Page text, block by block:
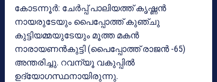
കോടന്നൂർ: ചേർപ്പ് പാലിയത്ത് കൃഷ്ണൻ
നായരുടേയും പൈപ്പോത്ത് കുഞ്ചു
കുട്ടിയമ്മയുടേയും മൂത്ത മകൻ
നാരായണൻകുട്ടി (പൈപ്പോത്ത് രാജൻ -65)
അന്തരിച്ചു. റവന്യൂ വകുപ്പിൽ
ഉദ്യോഗസ്ഥനായിരുന്നു.